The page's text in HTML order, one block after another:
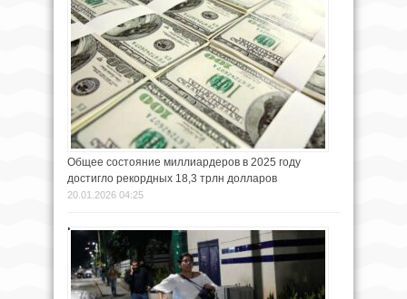
Общее состояние миллиардеров в 2025 году
достигло рекордных 18,3 трлн долларов
20.01.2026 04:25